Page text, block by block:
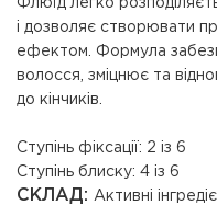
Флюїд легко
і дозволяє створювати
ефектом. Формула
волосся, зміцнює та
до кінчиків.
Ступінь фіксації: 2 із 6
Ступінь блиску: 4 із 6
СКЛАД: Активні